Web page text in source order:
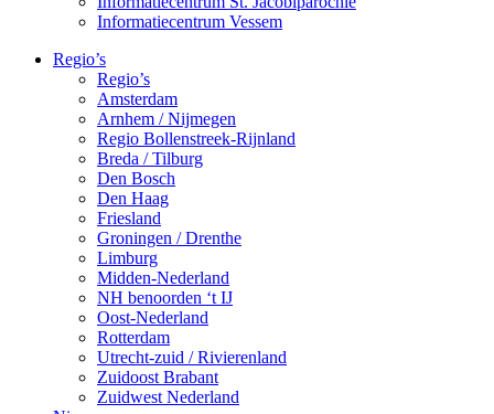
Informatiecentrum Vessem
Regio’s
Regio’s
Amsterdam
Arnhem / Nijmegen
Regio Bollenstreek-Rijnland
Breda / Tilburg
Den Bosch
Den Haag
Friesland
Groningen / Drenthe
Limburg
Midden-Nederland
NH benoorden ‘t IJ
Oost-Nederland
Rotterdam
Utrecht-zuid / Rivierenland
Zuidoost Brabant
Zuidwest Nederland